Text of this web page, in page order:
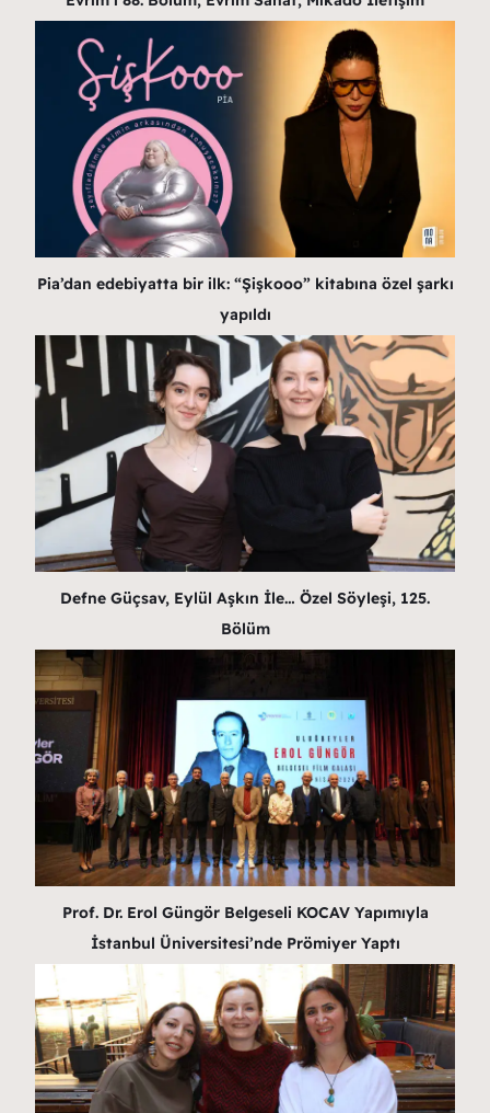
Pia’dan edebiyatta bir ilk: “Şişkooo” kitabına özel şarkı
yapıldı
Defne Güçsav, Eylül Aşkın İle… Özel Söyleşi, 125.
Bölüm
Prof. Dr. Erol Güngör Belgeseli KOCAV Yapımıyla
İstanbul Üniversitesi’nde Prömiyer Yaptı